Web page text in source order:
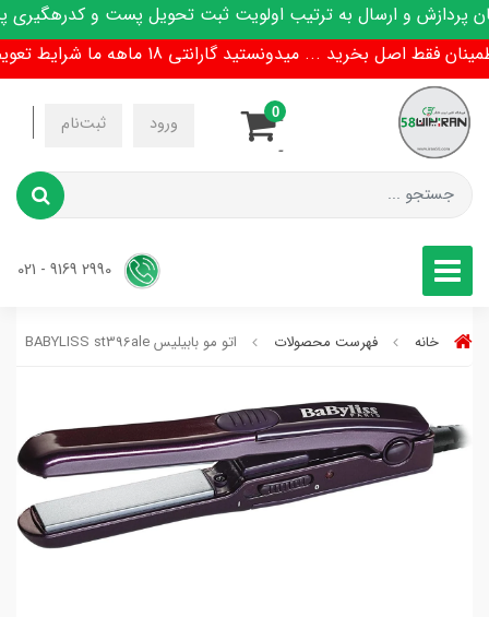
و ارسال به ترتیب اولویت ثبت تحویل پست و کدرهگیری
اصل بخرید ... میدونستید گارانتی 18 ماهه ما شرایط تعویض هم داره !
ورود ثبت‌نام
-
-
0
خانه فهرست محصولات اتو مو بابیلیس BABYLISS st396ale